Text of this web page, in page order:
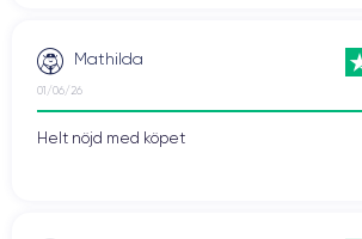
Mathilda
01/06/26
Helt nöjd med köpet